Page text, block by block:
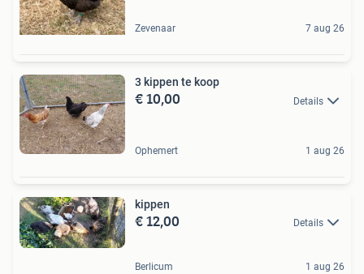
Zevenaar 7 aug 26
3 kippen te koop
€ 10,00 Details
Ophemert 1 aug 26
kippen
€ 12,00 Details
Berlicum 1 aug 26